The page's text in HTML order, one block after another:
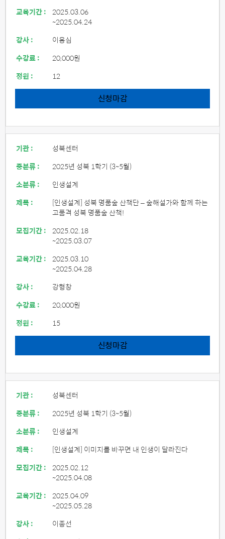
교육기간 : 2025.03.06
~2025.04.24
강사 :
이용심
수강료 :
20,000원
정원 :
12
신청마감
기관 :
성북센터
중분류 :
2025년 성북 1학기 (3~5월)
소분류 :
인생설계
제목 :
[인생설계] 성북 명품숲 산책단 – 숲해설가와 함께 하는
고품격 성북 명품숲 산책!
모집기간 : 2025.02.18
~2025.03.07
교육기간 : 2025.03.10
~2025.04.28
강사 :
강형창
수강료 :
20,000원
정원 :
15
신청마감
기관 :
성북센터
중분류 :
2025년 성북 1학기 (3~5월)
소분류 :
인생설계
제목 :
[인생설계] 이미지를 바꾸면 내 인생이 달라진다
모집기간 : 2025.02.12
~2025.04.08
교육기간 : 2025.04.09
~2025.05.28
강사 :
이종선